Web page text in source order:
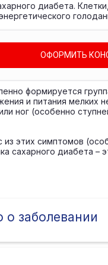
диабета.
ОФОРМИТЬ
формируется
и питания мелких
ног (особенно
этих симптомов
сахарного диабета
заболевании